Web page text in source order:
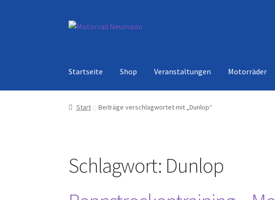
Zur
Zum
Startseite Shop Veranstaltungen Motorräder
Start Beiträge verschlagwortet mit „Dunlop“
Schlagwort: Dunlop